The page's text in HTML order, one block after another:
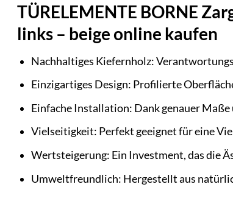
TÜRELEMENTE BORNE
links – beige online kaufen
Nachhaltiges Kiefernholz:
Einzigartiges Design: Profilierte
Einfache Installation: Dank genauer Maße
Vielseitigkeit: Perfekt geeignet für eine
Wertsteigerung: Ein Investment, das die
Umweltfreundlich: Hergestellt aus